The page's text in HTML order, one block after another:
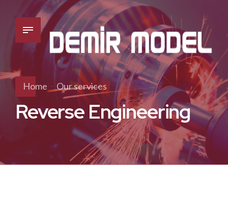
Home Our services
Reverse Engineering